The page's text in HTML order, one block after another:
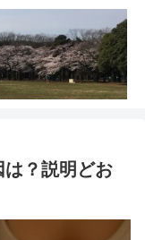
は？説明どお